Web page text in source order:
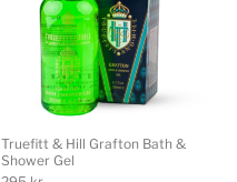
Truefitt & Hill Grafton Bath &
Shower Gel